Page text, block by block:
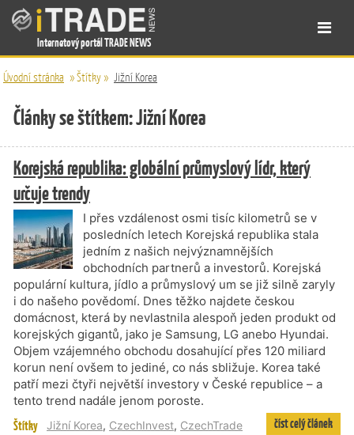
Internetový portál TRADE NEWS
Úvodní stránka »Štítky» Jižní Korea
Články se štítkem: Jižní Korea
Korejská republika: globální průmyslový lídr, který
určuje trendy
I přes vzdálenost osmi tisíc kilometrů se v
posledních letech Korejská republika stala
jedním z našich nejvýznamnějších
obchodních partnerů a investorů. Korejská
populární kultura, jídlo a průmyslový um se již silně zaryly
i do našeho povědomí. Dnes těžko najdete českou
domácnost, která by nevlastnila alespoň jeden produkt od
korejských gigantů, jako je Samsung, LG anebo Hyundai.
Objem vzájemného obchodu dosahující přes 120 miliard
korun není ovšem to jediné, co nás sbližuje. Korea také
patří mezi čtyři největší investory v České republice – a
tento trend nadále jenom poroste.
Štítky Jižní Korea, CzechInvest, CzechTrade číst celý článek